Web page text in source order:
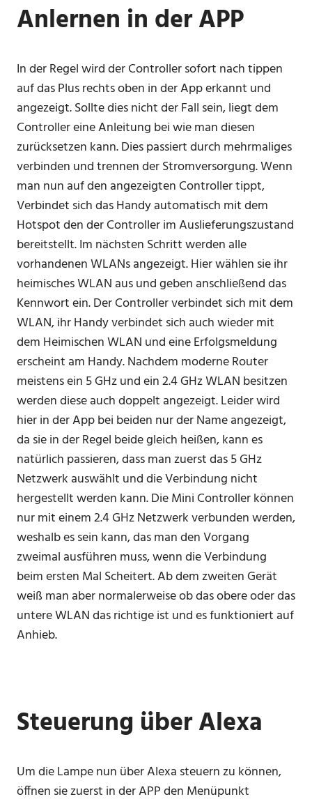
Anlernen in der APP
In der Regel wird der Controller sofort nach tippen
auf das Plus rechts oben in der App erkannt und
angezeigt. Sollte dies nicht der Fall sein, liegt dem
Controller eine Anleitung bei wie man diesen
zurücksetzen kann. Dies passiert durch mehrmaliges
verbinden und trennen der Stromversorgung. Wenn
man nun auf den angezeigten Controller tippt,
Verbindet sich das Handy automatisch mit dem
Hotspot den der Controller im Auslieferungszustand
bereitstellt. Im nächsten Schritt werden alle
vorhandenen WLANs angezeigt. Hier wählen sie ihr
heimisches WLAN aus und geben anschließend das
Kennwort ein. Der Controller verbindet sich mit dem
WLAN, ihr Handy verbindet sich auch wieder mit
dem Heimischen WLAN und eine Erfolgsmeldung
erscheint am Handy. Nachdem moderne Router
meistens ein 5 GHz und ein 2.4 GHz WLAN besitzen
werden diese auch doppelt angezeigt. Leider wird
hier in der App bei beiden nur der Name angezeigt,
da sie in der Regel beide gleich heißen, kann es
natürlich passieren, dass man zuerst das 5 GHz
Netzwerk auswählt und die Verbindung nicht
hergestellt werden kann. Die Mini Controller können
nur mit einem 2.4 GHz Netzwerk verbunden werden,
weshalb es sein kann, das man den Vorgang
zweimal ausführen muss, wenn die Verbindung
beim ersten Mal Scheitert. Ab dem zweiten Gerät
weiß man aber normalerweise ob das obere oder das
untere WLAN das richtige ist und es funktioniert auf
Anhieb.
Steuerung über Alexa
Um die Lampe nun über Alexa steuern zu können,
öffnen sie zuerst in der APP den Menüpunkt